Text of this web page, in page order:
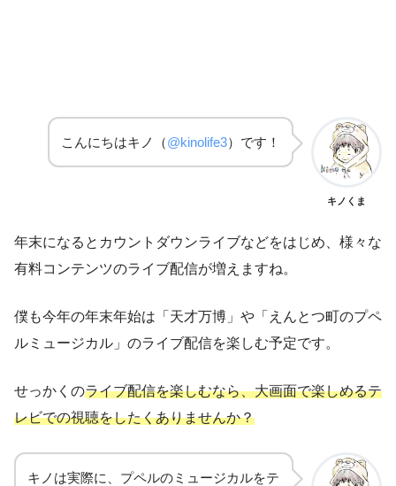
こんにちはキノ（@kinolife3）です！
キノくま
年末になるとカウントダウンライブなどをはじめ、様々な
有料コンテンツのライブ配信が増えますね。
僕も今年の年末年始は「天才万博」や「えんとつ町のプペ
ルミュージカル」のライブ配信を楽しむ予定です。
せっかくのライブ配信を楽しむなら、大画面で楽しめるテ
レビでの視聴をしたくありませんか？
キノは実際に、プペルのミュージカルをテ